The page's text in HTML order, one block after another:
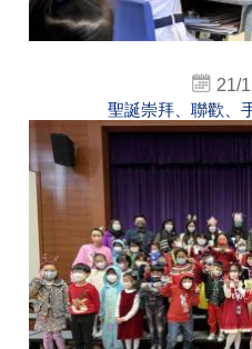
21/
聖誕崇拜、聯歡、